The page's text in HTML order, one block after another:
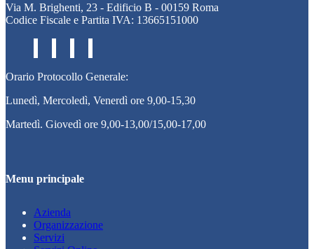
Via M. Brighenti, 23 - Edificio B - 00159 Roma
Codice Fiscale e Partita IVA: 13665151000
Orario Protocollo Generale:
Lunedì, Mercoledì, Venerdì ore 9,00-15,30
Martedì. Giovedì ore 9,00-13,00/15,00-17,00
Menu principale
Azienda
Organizzazione
Servizi